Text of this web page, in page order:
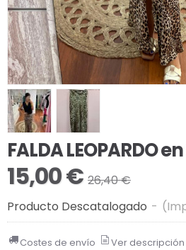
FALDA LEOPARDO
15,00 € 26,40 €
Producto Descatalogado -
Costes de envío Ver descripción